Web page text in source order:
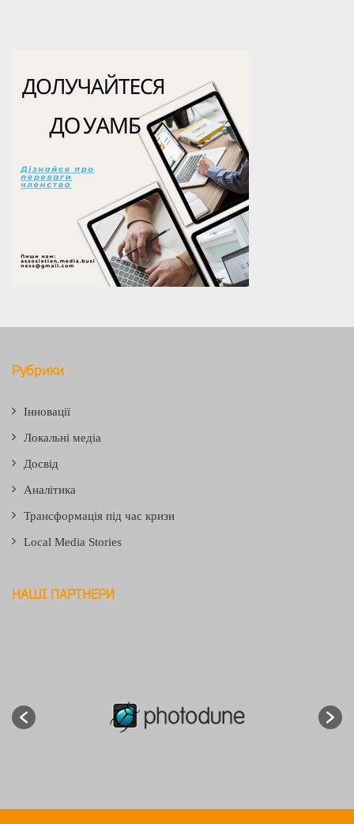
Рубрики
Інновації
Локальні медіа
Досвід
Аналітика
Трансформація під час кризи
Local Media Stories
НАШІ ПАРТНЕРИ